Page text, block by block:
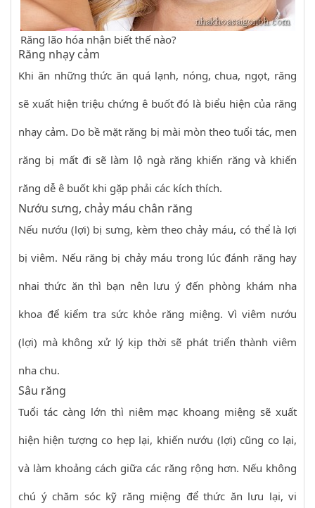
Răng lão hóa nhận biết thế nào?
Răng nhạy cảm
Khi ăn những thức ăn quá lạnh, nóng, chua, ngọt, răng
sẽ xuất hiện triệu chứng ê buốt đó là biểu hiện của răng
nhạy cảm. Do bề mặt răng bị mài mòn theo tuổi tác, men
răng bị mất đi sẽ làm lộ ngà răng khiến răng và khiến
răng dễ ê buốt khi gặp phải các kích thích.
Nướu sưng, chảy máu chân răng
Nếu nướu (lợi) bị sưng, kèm theo chảy máu, có thể là lợi
bị viêm. Nếu răng bị chảy máu trong lúc đánh răng hay
nhai thức ăn thì bạn nên lưu ý đến phòng khám nha
khoa để kiểm tra sức khỏe răng miệng. Vì viêm nướu
(lợi) mà không xử lý kịp thời sẽ phát triển thành viêm
nha chu.
Sâu răng
Tuổi tác càng lớn thì niêm mạc khoang miệng sẽ xuất
hiện hiện tượng co hẹp lại, khiến nướu (lợi) cũng co lại,
và làm khoảng cách giữa các răng rộng hơn. Nếu không
chú ý chăm sóc kỹ răng miệng để thức ăn lưu lại, vi